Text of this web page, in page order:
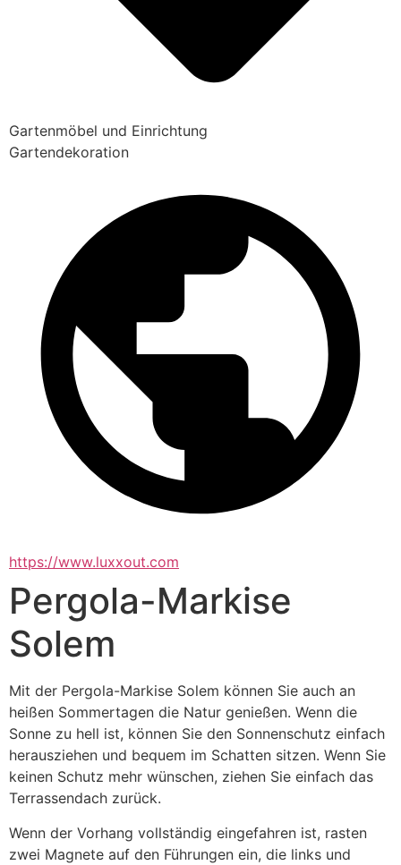
Gartenmöbel und Einrichtung
Gartendekoration
https://www.luxxout.com
Pergola-Markise
Solem
Mit der Pergola-Markise Solem können Sie auch an
heißen Sommertagen die Natur genießen. Wenn die
Sonne zu hell ist, können Sie den Sonnenschutz einfach
herausziehen und bequem im Schatten sitzen. Wenn Sie
keinen Schutz mehr wünschen, ziehen Sie einfach das
Terrassendach zurück.
Wenn der Vorhang vollständig eingefahren ist, rasten
zwei Magnete auf den Führungen ein, die links und